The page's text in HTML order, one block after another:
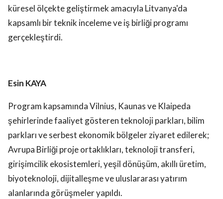
küresel ölçekte geliştirmek amacıyla Litvanya'da
kapsamlı bir teknik inceleme ve iş birliği programı
gerçekleştirdi.
Esin KAYA
Program kapsamında Vilnius, Kaunas ve Klaipeda
şehirlerinde faaliyet gösteren teknoloji parkları, bilim
parkları ve serbest ekonomik bölgeler ziyaret edilerek;
Avrupa Birliği proje ortaklıkları, teknoloji transferi,
girişimcilik ekosistemleri, yeşil dönüşüm, akıllı üretim,
biyoteknoloji, dijitalleşme ve uluslararası yatırım
alanlarında görüşmeler yapıldı.